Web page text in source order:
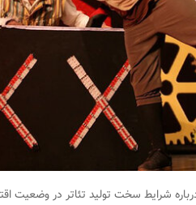
شرایط سخت تولید تئاتر در وضعیت